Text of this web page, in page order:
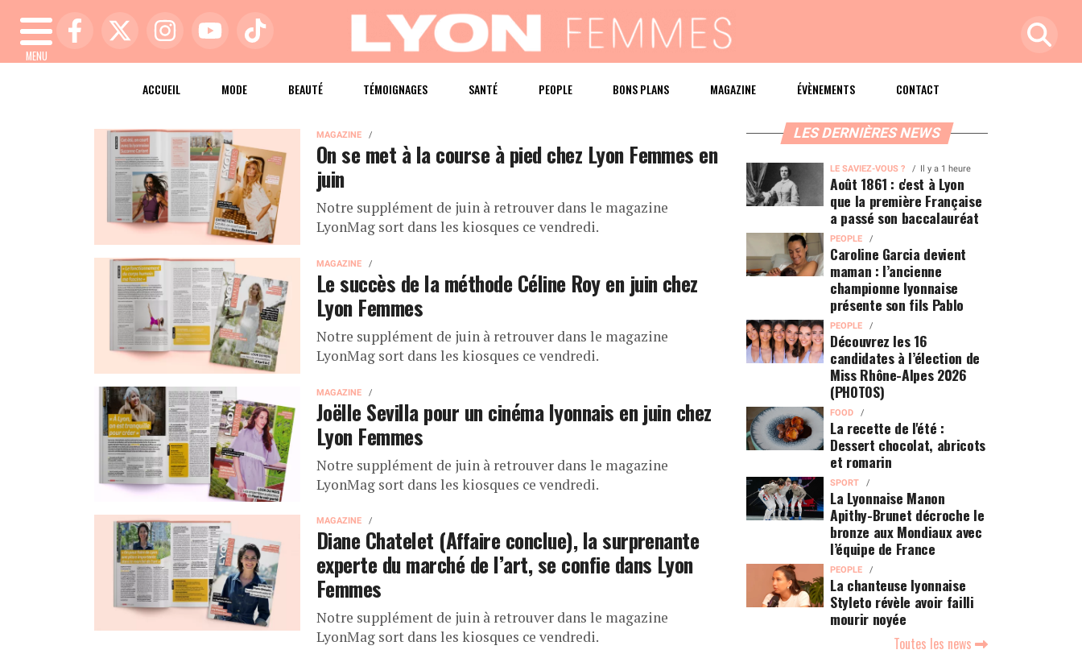
MENU
ACCUEIL MODE BEAUTÉ TÉMOIGNAGES SANTÉ PEOPLE BONS PLANS MAGAZINE ÉVÈNEMENTS CONTACT
MAGAZINE
On se met à la course à pied chez Lyon Femmes en
juin
Notre supplément de juin à retrouver dans le magazine
LyonMag sort dans les kiosques ce vendredi.
MAGAZINE
Le succès de la méthode Céline Roy en juin chez
Lyon Femmes
Notre supplément de juin à retrouver dans le magazine
LyonMag sort dans les kiosques ce vendredi.
MAGAZINE
Joëlle Sevilla pour un cinéma lyonnais en juin chez
Lyon Femmes
Notre supplément de juin à retrouver dans le magazine
LyonMag sort dans les kiosques ce vendredi.
MAGAZINE
Diane Chatelet (Affaire conclue), la surprenante
experte du marché de l’art, se confie dans Lyon
Femmes
Notre supplément de juin à retrouver dans le magazine
LyonMag sort dans les kiosques ce vendredi.
LES DERNIÈRES NEWS
LE SAVIEZ-VOUS ? Il y a 1 heure
Août 1861 : c'est à Lyon
que la première Française
a passé son baccalauréat
PEOPLE
Caroline Garcia devient
maman : l’ancienne
championne lyonnaise
présente son fils Pablo
PEOPLE
Découvrez les 16
candidates à l’élection de
Miss Rhône-Alpes 2026
(PHOTOS)
FOOD
La recette de l'été :
Dessert chocolat, abricots
et romarin
SPORT
La Lyonnaise Manon
Apithy-Brunet décroche le
bronze aux Mondiaux avec
l’équipe de France
PEOPLE
La chanteuse lyonnaise
Styleto révèle avoir failli
mourir noyée
Toutes les news